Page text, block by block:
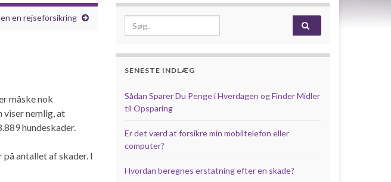
en rejseforsikring
måske nok
viser nemlig, at
hundeskader.
på antallet af skader. I
Search for:
SENESTE INDLÆG
Sådan Sparer Du Penge i Hverdagen og Finder Midler
til Opsparing
Er det værd at forsikre min mobiltelefon eller
computer?
Hvordan beregnes erstatning efter en skade?